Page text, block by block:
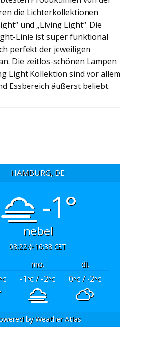
die Lichterkollektionen
und „Living Light“. Die
Linie ist super funktional
perfekt der jeweiligen
Die zeitlos-schönen Lampen
Light Kollektion sind vor allem
Essbereich äußerst beliebt.
HAMBURG, DE
-1°
nebel
08:22 16:38 CET
mo.
di.
°C -1°C/ -2°C 0°C/ -2°C
byWeather Atlas